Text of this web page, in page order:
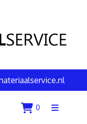
0
Menu